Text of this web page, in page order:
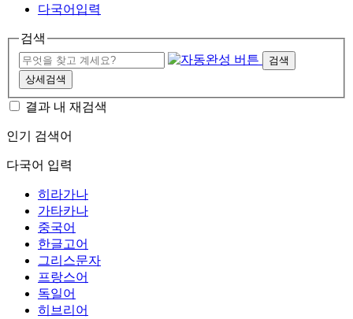
다국어입력
검색
검색
상세검색
결과 내 재검색
인기 검색어
다국어 입력
히라가나
가타카나
중국어
한글고어
그리스문자
프랑스어
독일어
히브리어